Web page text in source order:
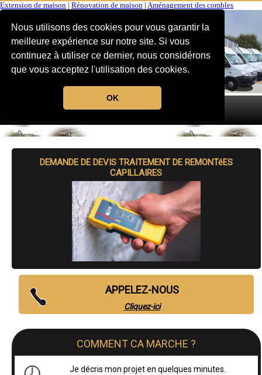
Nous utilisons des cookies pour vous garantir la
meilleure expérience sur notre site. Si vous
continuez à utiliser ce dernier, nous considérons
que vous acceptez l'utilisation des cookies.
OK
Extension de maison Rénovation de maison Aménagement des combles
MENU
DEMANDE DE DEVIS TRAITEMENT DE REMONTéES
CAPILLAIRES
APPELEZ-NOUS
Cliquez-ici
COMMENT CA MARCHE ?
Je décris mon projet en quelques minutes.